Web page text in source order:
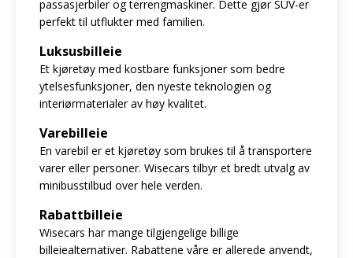
passasjerbiler og terrengmaskiner. Dette gjør SUV-er
perfekt til utflukter med familien.
Luksusbilleie
Et kjøretøy med kostbare funksjoner som bedre
ytelsesfunksjoner, den nyeste teknologien og
interiørmaterialer av høy kvalitet.
Varebilleie
En varebil er et kjøretøy som brukes til å transportere
varer eller personer. Wisecars tilbyr et bredt utvalg av
minibusstilbud over hele verden.
Rabattbilleie
Wisecars har mange tilgjengelige billige
billeiealternativer. Rabattene våre er allerede anvendt,